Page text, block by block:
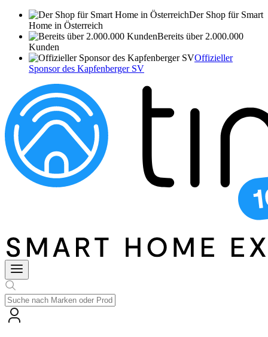
Der Shop für Smart
Home in Österreich
Bereits über 2.000.000
Kunden
Offizieller
Sponsor des Kapfenberger SV